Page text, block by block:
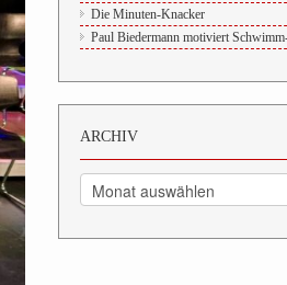
Die Minuten-Knacker
Paul Biedermann motiviert
ARCHIV
Archiv